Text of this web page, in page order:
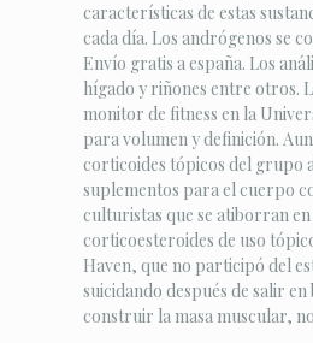
características de estas
cada día. Los andrógenos se
Envío gratis a españa. Los
hígado y riñones entre otros.
monitor de fitness en la
para volumen y definición.
corticoides tópicos del grupo
suplementos para el cuerpo
culturistas que se atiborran
corticoesteroides de uso
Haven, que no participó del
suicidando después de salir
construir la masa muscular,